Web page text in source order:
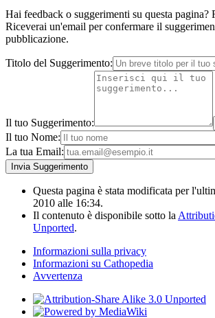
Hai feedback o suggerimenti su questa pagina?
Riceverai un'email per confermare il
pubblicazione.
Titolo del Suggerimento:
Il tuo Suggerimento:
Il tuo Nome:
La tua Email:
Questa pagina è stata modificata per
2010 alle 16:34.
Il contenuto è disponibile sotto la
Unported.
Informazioni sulla privacy
Informazioni su Cathopedia
Avvertenza